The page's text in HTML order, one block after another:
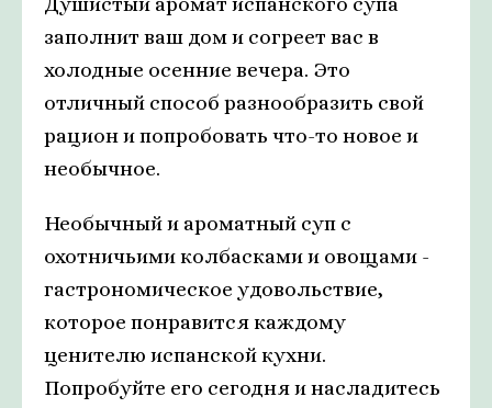
заполнит ваш дом и согреет вас в
холодные осенние вечера. Это
отличный способ разнообразить свой
рацион и попробовать что-то новое и
необычное.
Необычный и ароматный суп с
охотничьими колбасками и овощами -
гастрономическое удовольствие,
которое понравится каждому
ценителю испанской кухни.
Попробуйте его сегодня и насладитесь